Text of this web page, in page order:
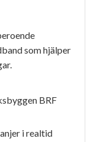
som hjälper
BRF
i realtid